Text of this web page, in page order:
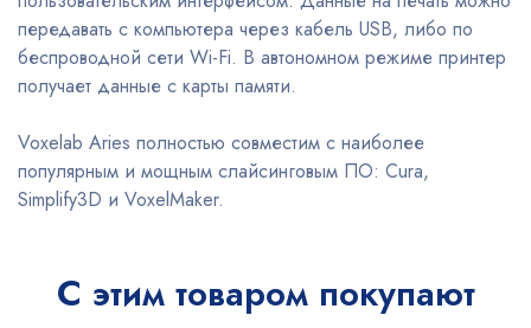
передавать с компьютера через кабель USB, либо по
беспроводной сети Wi-Fi. В автономном режиме принтер
получает данные с карты памяти.
Voxelab Aries полностью совместим с наиболее
популярным и мощным слайсинговым ПО: Cura,
Simplify3D и VoxelMaker.
С этим товаром покупают